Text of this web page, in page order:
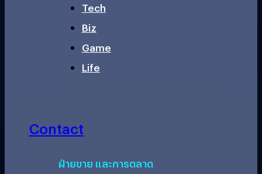
Tech
Biz
Game
Life
Contact
ฝ่ายขาย และการตลาด